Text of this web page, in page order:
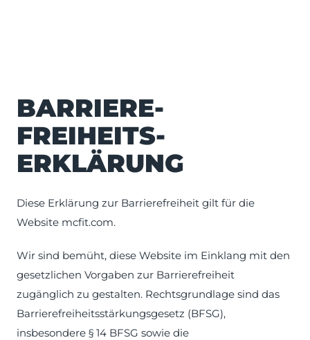
BARRIERE­
FREIHEITS­
ERKLÄRUNG
Diese Erklärung zur Barrierefreiheit gilt für die
Website mcfit.com.
Wir sind bemüht, diese Website im Einklang mit den
gesetzlichen Vorgaben zur Barrierefreiheit
zugänglich zu gestalten. Rechtsgrundlage sind das
Barrierefreiheitsstärkungsgesetz (BFSG),
insbesondere § 14 BFSG sowie die